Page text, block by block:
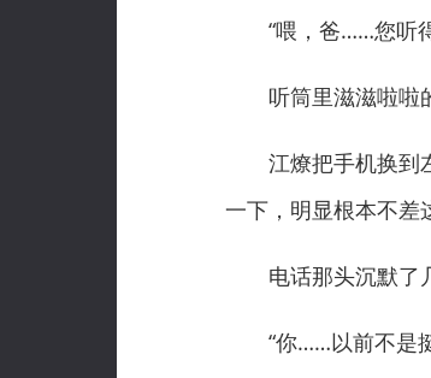
“喂，爸……您听
听筒里滋滋啦啦
江燎把手机换到左
一下，明显根本不差
电话那头沉默了几
“你……以前不是挺